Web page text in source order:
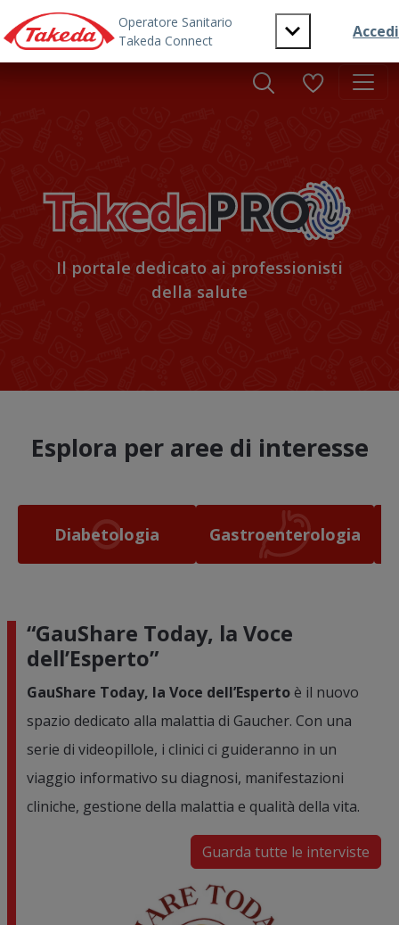
Skip to main content
Il portale dedicato ai professionisti
della salute
Esplora per aree di interesse
Diabetologia Gastroenterologia
“GauShare Today, la Voce
dell’Esperto”
GauShare Today, la Voce dell’Espertoè il nuovo
spazio dedicato alla malattia di Gaucher. Con una
serie di videopillole, i clinici ci guideranno in un
viaggio informativo su diagnosi, manifestazioni
cliniche, gestione della malattia e qualità della vita.
Guarda tutte le interviste